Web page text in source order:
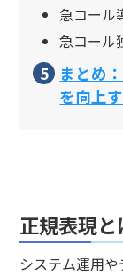
急コール
急コール
まとめ
を向上
正規表現と
システム運用